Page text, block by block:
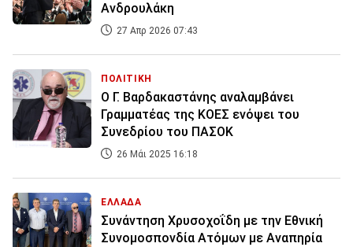
Ανδρουλάκη
27 Απρ 2026 07:43
ΠΟΛΙΤΙΚΗ
Ο Γ. Βαρδακαστάνης αναλαμβάνει
Γραμματέας της ΚΟΕΣ ενόψει του
Συνεδρίου του ΠΑΣΟΚ
26 Μάι 2025 16:18
ΕΛΛΑΔΑ
Συνάντηση Χρυσοχοΐδη με την Εθνική
Συνομοσπονδία Ατόμων με Αναπηρία